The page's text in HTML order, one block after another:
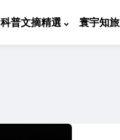
科普文摘精選 寰宇知旅